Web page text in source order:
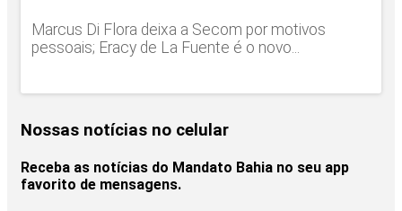
Marcus Di Flora deixa a Secom por motivos
pessoais; Eracy de La Fuente é o novo...
Nossas notícias no celular
Receba as notícias do Mandato Bahia no seu app
favorito de mensagens.